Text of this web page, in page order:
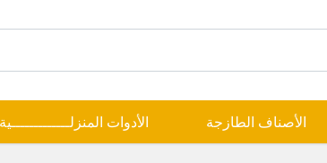
الأصناف الطازجة الأدوات المنزلـــــــــــــية